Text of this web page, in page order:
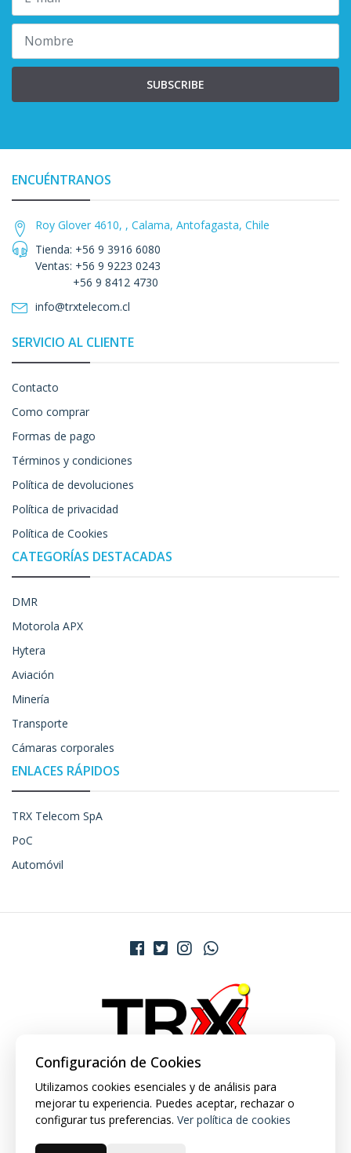
SUBSCRIBE
ENCUÉNTRANOS
Roy Glover 4610, , Calama, Antofagasta, Chile
Tienda: +56 9 3916 6080
Ventas: +56 9 9223 0243
+56 9 8412 4730
info@trxtelecom.cl
SERVICIO AL CLIENTE
Contacto
Como comprar
Formas de pago
Términos y condiciones
Política de devoluciones
Política de privacidad
Política de Cookies
CATEGORÍAS DESTACADAS
DMR
Motorola APX
Hytera
Aviación
Minería
Transporte
Cámaras corporales
ENLACES RÁPIDOS
TRX Telecom SpA
PoC
Automóvil
Configuración de Cookies
Utilizamos cookies esenciales y de análisis para
mejorar tu experiencia. Puedes aceptar, rechazar o
configurar tus preferencias. Ver política de cookies